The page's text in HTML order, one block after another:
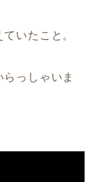
いたこと。
っしゃいま